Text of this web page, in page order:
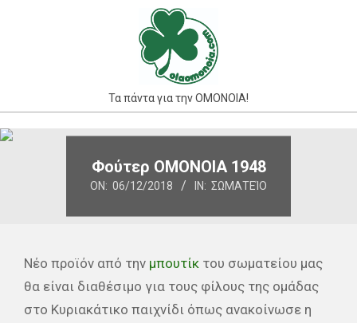
Τα πάντα για την ΟΜΟΝΟΙΑ!
Primary
Φούτερ ΟΜΟΝΟΙΑ 1948
ON: 06/12/2018 IN: ΣΩΜΑΤΕΊΟ
Νέο προϊόν από την μπουτίκ του σωματείου μας
θα είναι διαθέσιμο για τους φίλους της ομάδας
στο Κυριακάτικο παιχνίδι όπως ανακοίνωσε η